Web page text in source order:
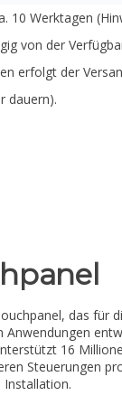
10 Werktagen
von der
erfolgt der
dauern).
das für
16
Steuerungen